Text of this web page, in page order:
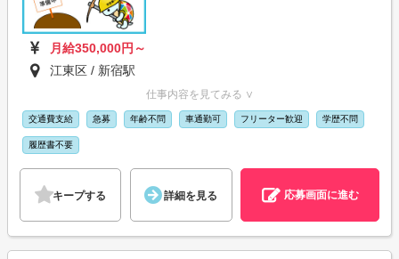
月給350,000円～
江東区 / 新宿駅
仕事内容を見てみる ∨
交通費支給 急募 年齢不問 車通勤可 フリーター歓迎 学歴不問
履歴書不要
キープする 詳細を見る 応募画面に進む